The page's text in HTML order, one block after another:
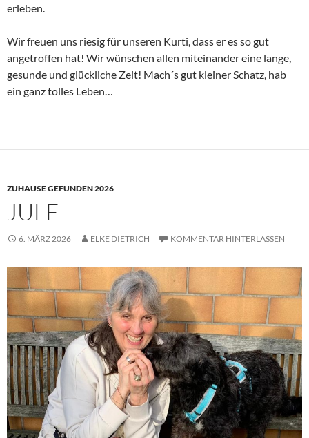
erleben.
Wir freuen uns riesig für unseren Kurti, dass er es so gut
angetroffen hat! Wir wünschen allen miteinander eine lange,
gesunde und glückliche Zeit! Mach´s gut kleiner Schatz, hab
ein ganz tolles Leben…
ZUHAUSE GEFUNDEN 2026
JULE
6. MÄRZ 2026 ELKE DIETRICH KOMMENTAR HINTERLASSEN